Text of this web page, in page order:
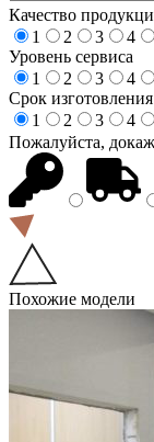
Качество
1
2 3 4
Уровень сервиса
1
2 3 4
Срок изготовления
1
2 3 4
Пожалуйста,
Похожие модели